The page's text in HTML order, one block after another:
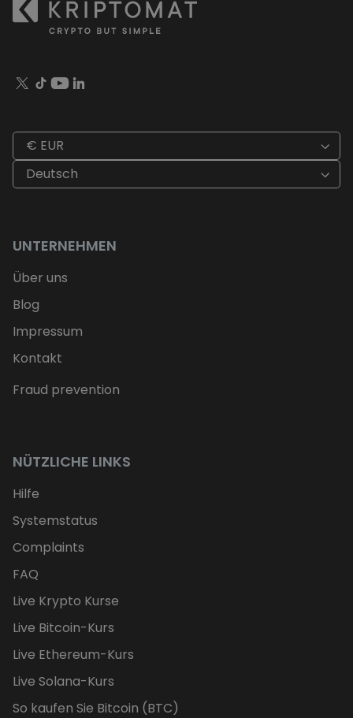
€ EUR
Deutsch
UNTERNEHMEN
Über uns
Blog
Impressum
Kontakt
Fraud prevention
NÜTZLICHE LINKS
Hilfe
Systemstatus
Complaints
FAQ
Live Krypto Kurse
Live Bitcoin-Kurs
Live Ethereum-Kurs
Live Solana-Kurs
So kaufen Sie Bitcoin (BTC)